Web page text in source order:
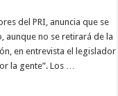
del PRI, anuncia que se
aunque no se retirará de la
en entrevista el legislador
la gente”. Los …